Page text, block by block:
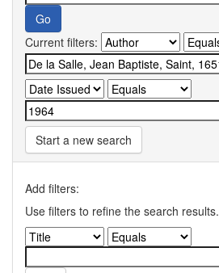
Current filters:
Start a new search
Add filters:
Use filters to refine the search results.